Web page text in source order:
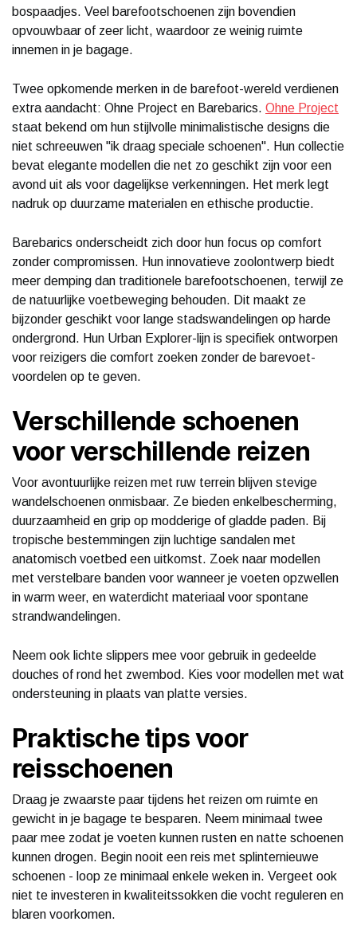
bospaadjes. Veel barefootschoenen zijn bovendien
opvouwbaar of zeer licht, waardoor ze weinig ruimte
innemen in je bagage.
Twee opkomende merken in de barefoot-wereld verdienen
extra aandacht: Ohne Project en Barebarics. Ohne Project
staat bekend om hun stijlvolle minimalistische designs die
niet schreeuwen "ik draag speciale schoenen". Hun collectie
bevat elegante modellen die net zo geschikt zijn voor een
avond uit als voor dagelijkse verkenningen. Het merk legt
nadruk op duurzame materialen en ethische productie.
Barebarics onderscheidt zich door hun focus op comfort
zonder compromissen. Hun innovatieve zoolontwerp biedt
meer demping dan traditionele barefootschoenen, terwijl ze
de natuurlijke voetbeweging behouden. Dit maakt ze
bijzonder geschikt voor lange stadswandelingen op harde
ondergrond. Hun Urban Explorer-lijn is specifiek ontworpen
voor reizigers die comfort zoeken zonder de barevoet-
voordelen op te geven.
Verschillende schoenen
voor verschillende reizen
Voor avontuurlijke reizen met ruw terrein blijven stevige
wandelschoenen onmisbaar. Ze bieden enkelbescherming,
duurzaamheid en grip op modderige of gladde paden. Bij
tropische bestemmingen zijn luchtige sandalen met
anatomisch voetbed een uitkomst. Zoek naar modellen
met verstelbare banden voor wanneer je voeten opzwellen
in warm weer, en waterdicht materiaal voor spontane
strandwandelingen.
Neem ook lichte slippers mee voor gebruik in gedeelde
douches of rond het zwembod. Kies voor modellen met wat
ondersteuning in plaats van platte versies.
Praktische tips voor
reisschoenen
Draag je zwaarste paar tijdens het reizen om ruimte en
gewicht in je bagage te besparen. Neem minimaal twee
paar mee zodat je voeten kunnen rusten en natte schoenen
kunnen drogen. Begin nooit een reis met splinternieuwe
schoenen - loop ze minimaal enkele weken in. Vergeet ook
niet te investeren in kwaliteitssokken die vocht reguleren en
blaren voorkomen.